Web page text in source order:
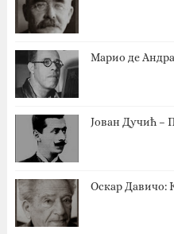
Марио де
Јован Дучић
Оскар